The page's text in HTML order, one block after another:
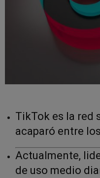
TikTok es la red
acaparó entre
Actualmente,
de uso medio